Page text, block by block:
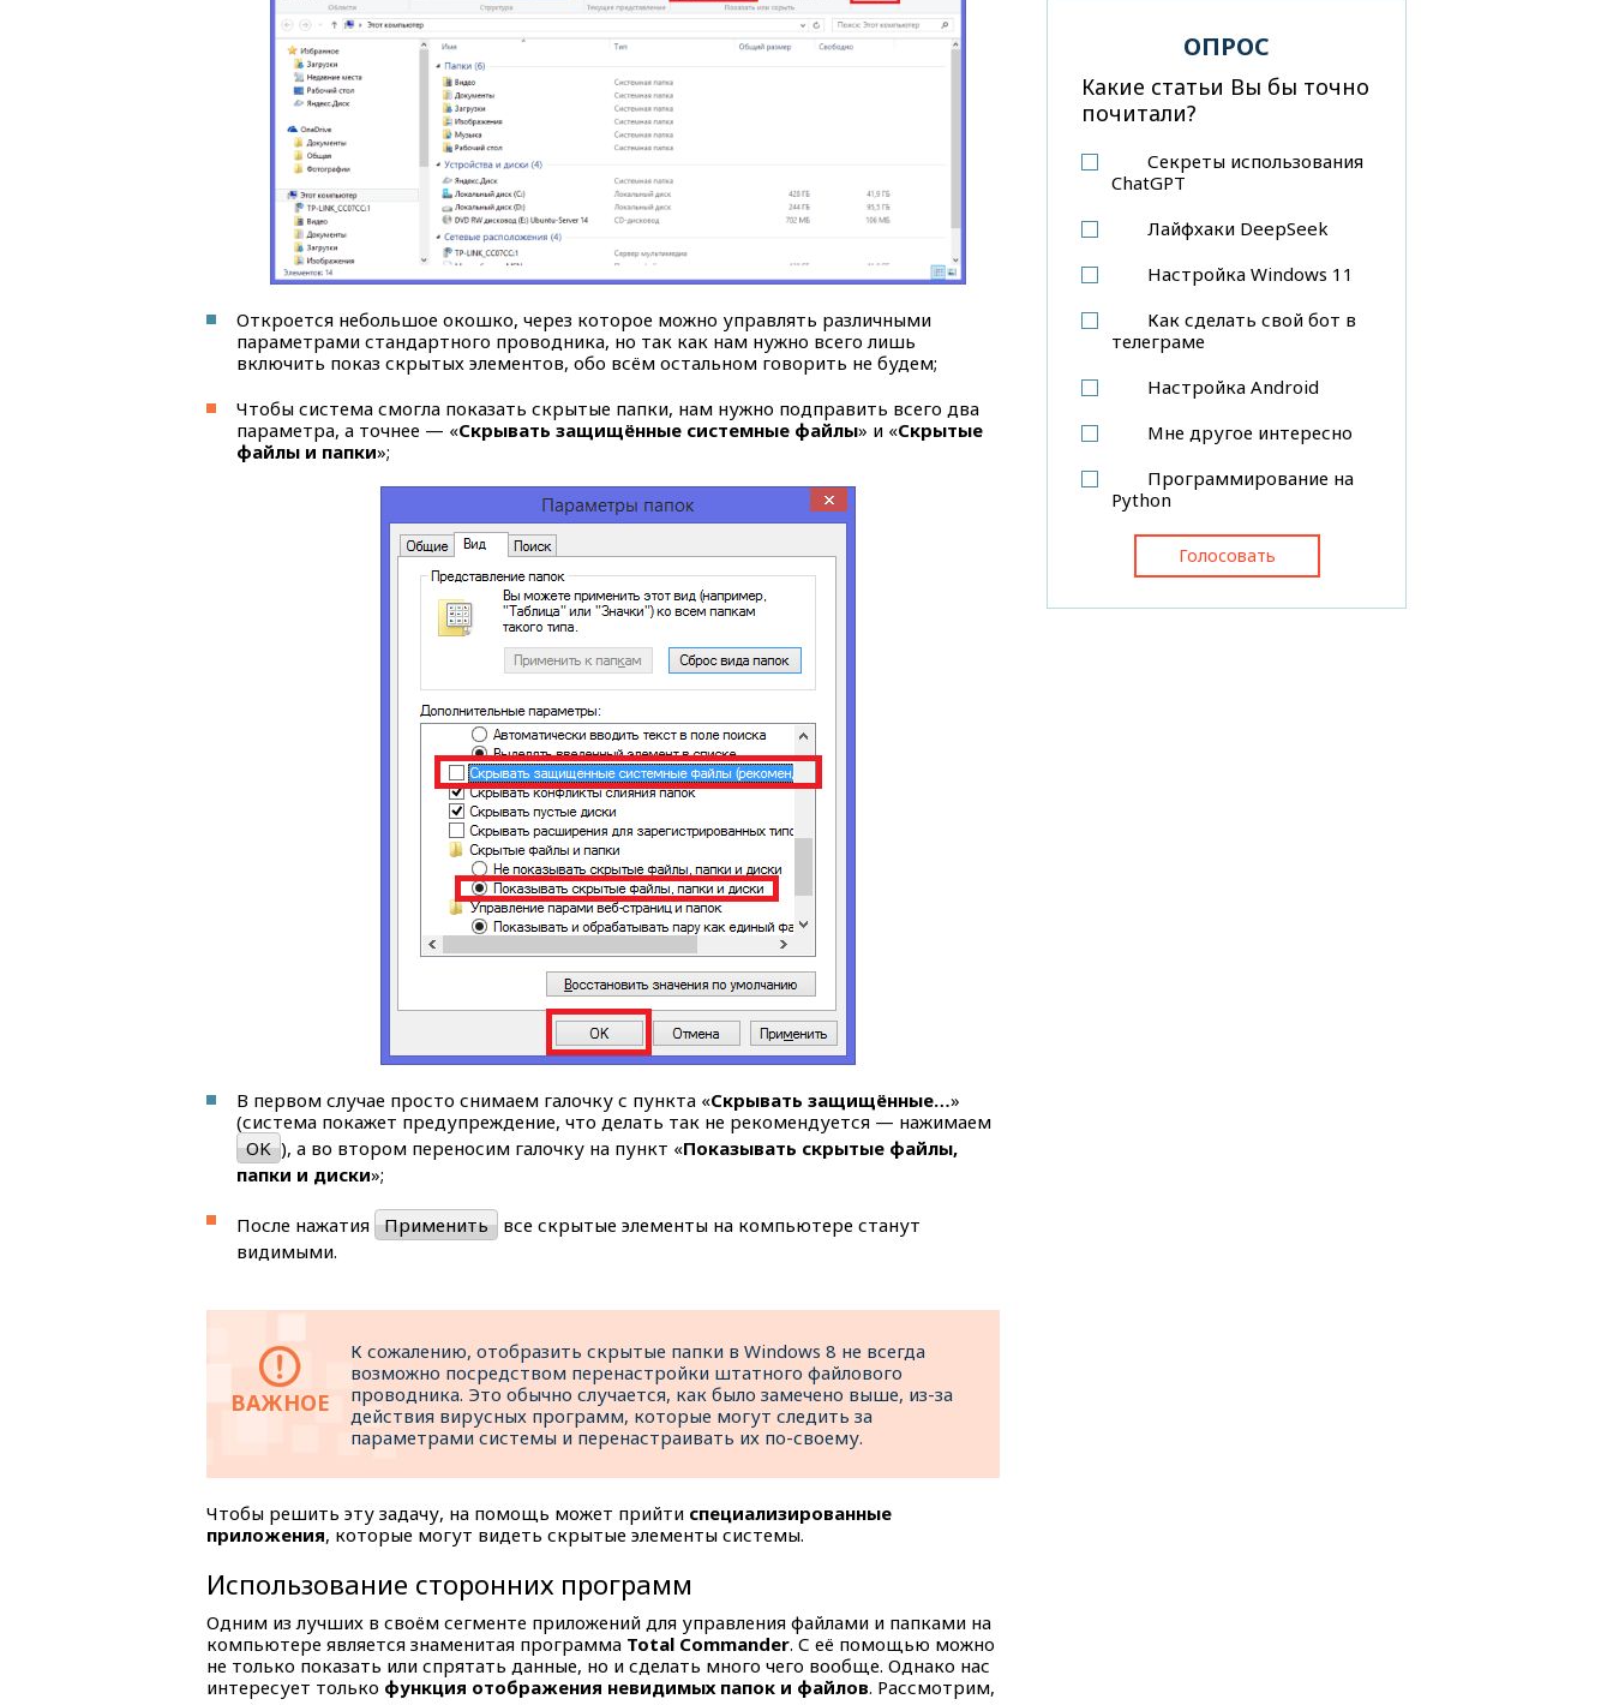
Откроется небольшое окошко, через которое можно управлять различными
параметрами стандартного проводника, но так как нам нужно всего лишь
включить показ скрытых элементов, обо всём остальном говорить не будем;
Чтобы система смогла показать скрытые папки, нам нужно подправить всего два
параметра, а точнее — «Скрывать защищённые системные файлы» и «Скрытые
файлы и папки»;
В первом случае просто снимаем галочку с пункта «Скрывать защищённые…»
(система покажет предупреждение, что делать так не рекомендуется — нажимаем
OK ), а во втором переносим галочку на пункт «Показывать скрытые файлы,
папки и диски»;
После нажатия Применить
все скрытые элементы на компьютере станут
видимыми.
К сожалению, отобразить скрытые папки в Windows 8 не всегда
возможно посредством перенастройки штатного файлового
проводника. Это обычно случается, как было замечено выше, из-за
действия вирусных программ, которые могут следить за
параметрами системы и перенастраивать их по-своему.
Чтобы решить эту задачу, на помощь может прийти специализированные
приложения, которые могут видеть скрытые элементы системы.
Использование сторонних программ
Одним из лучших в своём сегменте приложений для управления файлами и папками на
компьютере является знаменитая программа Total Commander. С её помощью можно
не только показать или спрятать данные, но и сделать много чего вообще. Однако нас
интересует только функция отображения невидимых папок и файлов. Рассмотрим,
ОПРОС
Какие статьи Вы бы точно
почитали?
Секреты использования
ChatGPT
Лайфхаки DeepSeek
Настройка Windows 11
Как сделать свой бот в
телеграме
Настройка Android
Мне другое интересно
Программирование на
Python